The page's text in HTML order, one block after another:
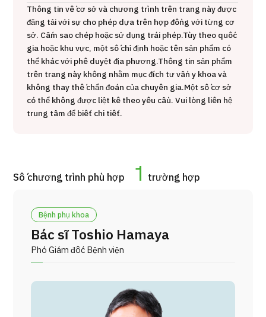
Giới thiệu
Bệnh nhân QT
Về Japan Medical
Gói dịch vụ ý kiến y tế thứ hai cho bệnh nhân quốc tế（Bệnh
viện Đa khoa Shonan Kamakura）
治療 治療
2026.01.12
Thông tin về cơ sở và chương trình trên trang này được
đăng tải với sự cho phép dựa trên hợp đồng với từng cơ
sở. Cấm sao chép hoặc sử dụng trái phép.Tùy theo quốc
gia hoặc khu vực, một số chỉ định hoặc tên sản phẩm có
thể khác với phê duyệt địa phương.Thông tin sản phẩm
trên trang này không nhằm mục đích tư vấn y khoa và
không thay thế chẩn đoán của chuyên gia.Một số cơ sở
có thể không được liệt kê theo yêu cầu. Vui lòng liên hệ
trung tâm để biết chi tiết.
Số chương trình phù hợp 1 trường hợp
Bệnh phụ khoa
Bác sĩ Toshio Hamaya
Phó Giám đốc Bệnh viện